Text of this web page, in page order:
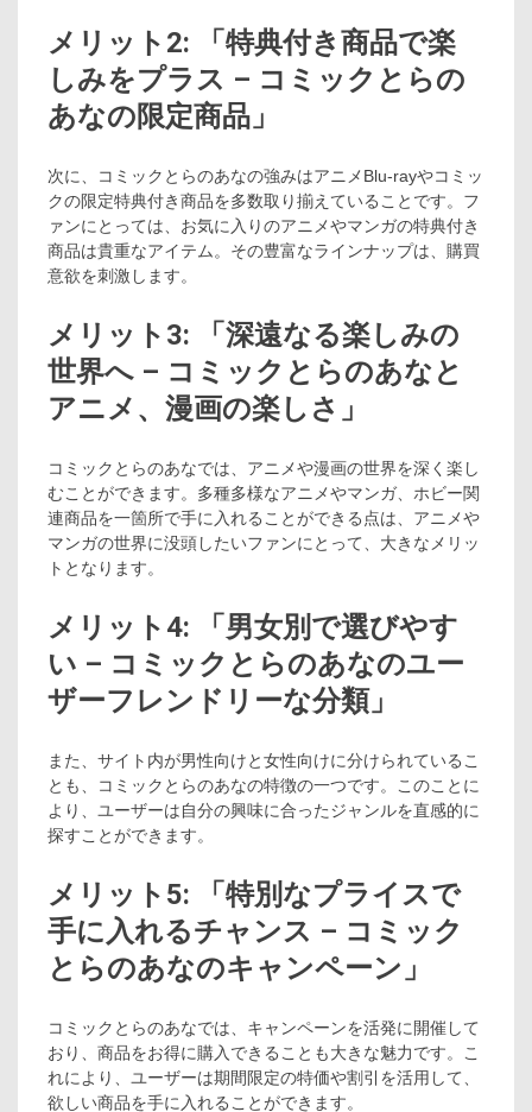
メリット2: 「特典付き商品で楽
しみをプラス – コミックとらの
あなの限定商品」
次に、コミックとらのあなの強みはアニメBlu-rayやコミッ
クの限定特典付き商品を多数取り揃えていることです。フ
ァンにとっては、お気に入りのアニメやマンガの特典付き
商品は貴重なアイテム。その豊富なラインナップは、購買
意欲を刺激します。
メリット3: 「深遠なる楽しみの
世界へ – コミックとらのあなと
アニメ、漫画の楽しさ」
コミックとらのあなでは、アニメや漫画の世界を深く楽し
むことができます。多種多様なアニメやマンガ、ホビー関
連商品を一箇所で手に入れることができる点は、アニメや
マンガの世界に没頭したいファンにとって、大きなメリッ
トとなります。
メリット4: 「男女別で選びやす
い – コミックとらのあなのユー
ザーフレンドリーな分類」
また、サイト内が男性向けと女性向けに分けられているこ
とも、コミックとらのあなの特徴の一つです。このことに
より、ユーザーは自分の興味に合ったジャンルを直感的に
探すことができます。
メリット5: 「特別なプライスで
手に入れるチャンス – コミック
とらのあなのキャンペーン」
コミックとらのあなでは、キャンペーンを活発に開催して
おり、商品をお得に購入できることも大きな魅力です。こ
れにより、ユーザーは期間限定の特価や割引を活用して、
欲しい商品を手に入れることができます。